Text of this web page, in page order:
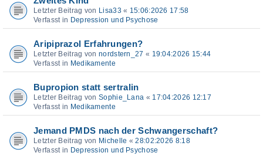
Letzter Beitrag von Lisa33 « 15:06:2026 17:58
Verfasst in Depression und Psychose
Aripiprazol Erfahrungen?
Letzter Beitrag von nordstern_27 « 19:04:2026 15:44
Verfasst in Medikamente
Bupropion statt sertralin
Letzter Beitrag von Sophie_Lana « 17:04:2026 12:17
Verfasst in Medikamente
Jemand PMDS nach der Schwangerschaft?
Letzter Beitrag von Michelle «28:02:2026 8:18
Verfasst in Depression und Psychose